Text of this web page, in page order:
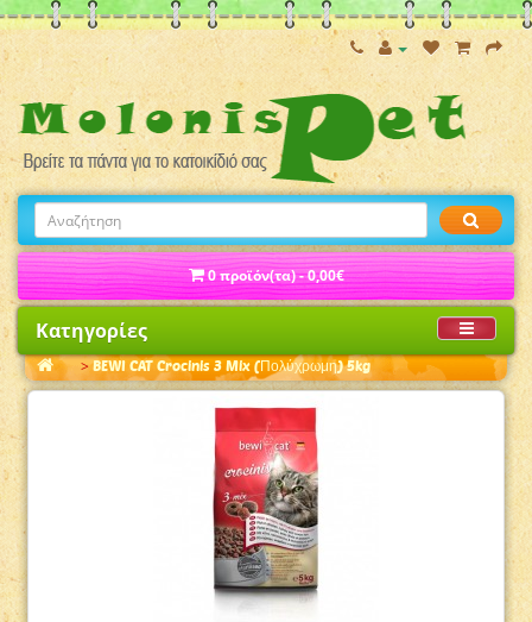
0 προϊόν(τα) - 0,00€
Κατηγορίες
BEWI CAT Crocinis 3 Mix (Πολύχρωμη) 5kg